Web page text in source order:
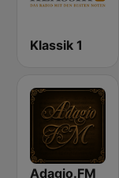
Klassik 1
Adagio.FM